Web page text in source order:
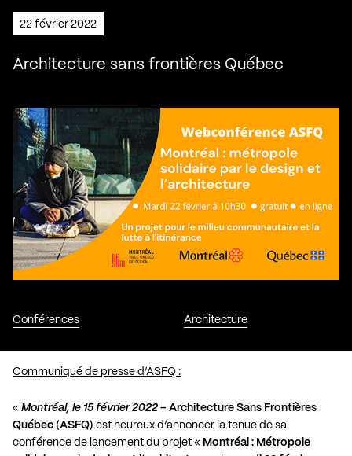
22 février 2022
Architecture sans frontières Québec
Conférences Architecture
Communiqué de presse d’ASFQ :
« Montréal, le 15 février 2022 – Architecture Sans Frontières
Québec (ASFQ) est heureux d’annoncer la tenue de sa
conférence de lancement du projet « Montréal : Métropole